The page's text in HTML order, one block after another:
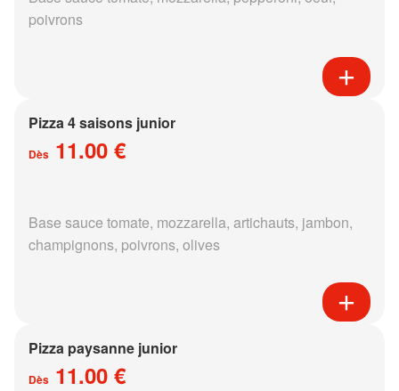
poivrons
Pizza 4 saisons junior
Dès 11.00 €
Base sauce tomate, mozzarella, artichauts, jambon,
champignons, poivrons, olives
Pizza paysanne junior
Dès 11.00 €